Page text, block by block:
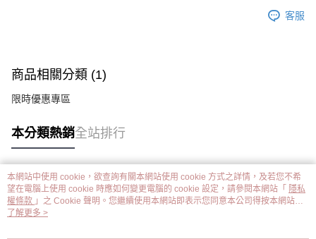
客服
商品相關分類 (1)
限時優惠專區
本分類熱銷全站排行
熱門標籤
本網站中使用 cookie，欲查詢有關本網站使用 cookie 方式之詳情，及若您不希
望在電腦上使用 cookie 時應如何變更電腦的 cookie 設定，請參閱本網站「 隱私
權條款 」之 Cookie 聲明。您繼續使用本網站即表示您同意本公司得按本網站使
用條款之 Cookie 聲明使用 cookie。
了解更多 >